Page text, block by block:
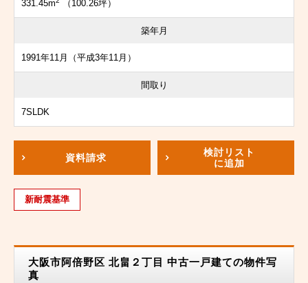
331.45m （100.26坪）
築年月
1991年11月（平成3年11月）
間取り
7SLDK
資料請求
検討リスト
に追加
新耐震基準
大阪市阿倍野区 北畠２丁目 中古一戸建ての物件写
真